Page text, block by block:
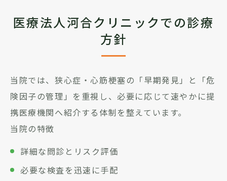
医療法人河合クリニックでの診療
方針
当院では、狭心症・心筋梗塞の「早期発見」と「危
険因子の管理」を重視し、必要に応じて速やかに提
携医療機関へ紹介する体制を整えています。
当院の特徴
詳細な問診とリスク評価
必要な検査を迅速に手配